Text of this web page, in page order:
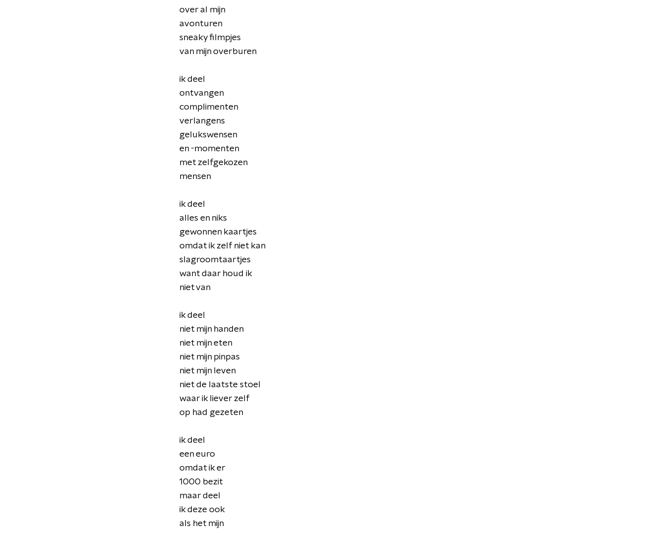
over al mijn
avonturen
sneaky filmpjes
van mijn overburen
ik deel
ontvangen
complimenten
verlangens
gelukswensen
en -momenten
met zelfgekozen
mensen
ik deel
alles en niks
gewonnen kaartjes
omdat ik zelf niet kan
slagroomtaartjes
want daar houd ik
niet van
ik deel
niet mijn handen
niet mijn eten
niet mijn pinpas
niet mijn leven
niet de laatste stoel
waar ik liever zelf
op had gezeten
ik deel
een euro
omdat ik er
1000 bezit
maar deel
ik deze ook
als het mijn